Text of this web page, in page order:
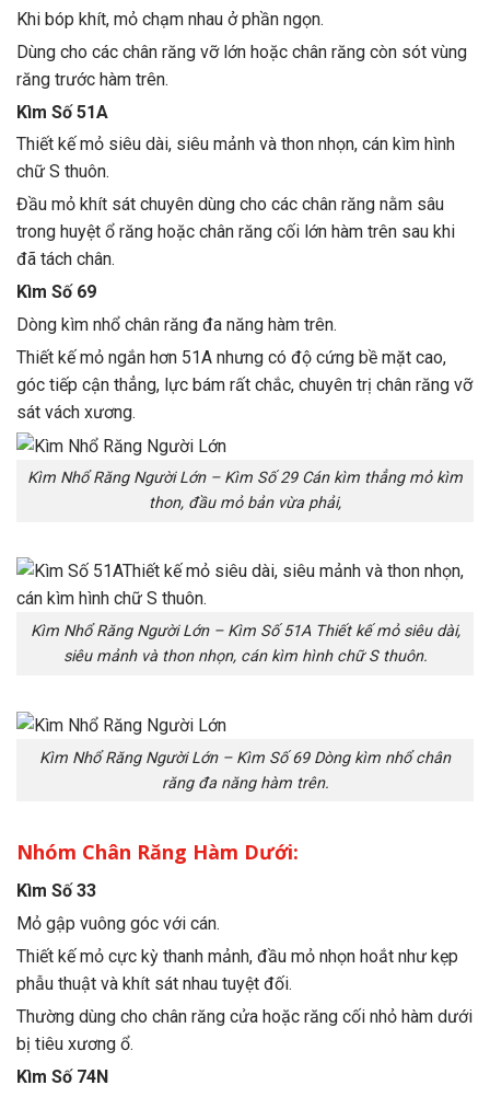
Khi bóp khít, mỏ chạm nhau ở phần ngọn.
Dùng cho các chân răng vỡ lớn hoặc chân răng còn sót vùng
răng trước hàm trên.
Kìm Số 51A
Thiết kế mỏ siêu dài, siêu mảnh và thon nhọn, cán kìm hình
chữ S thuôn.
Đầu mỏ khít sát chuyên dùng cho các chân răng nằm sâu
trong huyệt ổ răng hoặc chân răng cối lớn hàm trên sau khi
đã tách chân.
Kìm Số 69
Dòng kìm nhổ chân răng đa năng hàm trên.
Thiết kế mỏ ngắn hơn 51A nhưng có độ cứng bề mặt cao,
góc tiếp cận thẳng, lực bám rất chắc, chuyên trị chân răng vỡ
sát vách xương.
Kìm Nhổ Răng Người Lớn – Kìm Số 29 Cán kìm thẳng mỏ kìm
thon, đầu mỏ bản vừa phải,
Kìm Nhổ Răng Người Lớn – Kìm Số 51A Thiết kế mỏ siêu dài,
siêu mảnh và thon nhọn, cán kìm hình chữ S thuôn.
Kìm Nhổ Răng Người Lớn – Kìm Số 69 Dòng kìm nhổ chân
răng đa năng hàm trên.
Nhóm Chân Răng Hàm Dưới:
Kìm Số 33
Mỏ gập vuông góc với cán.
Thiết kế mỏ cực kỳ thanh mảnh, đầu mỏ nhọn hoắt như kẹp
phẫu thuật và khít sát nhau tuyệt đối.
Thường dùng cho chân răng cửa hoặc răng cối nhỏ hàm dưới
bị tiêu xương ổ.
Kìm Số 74N